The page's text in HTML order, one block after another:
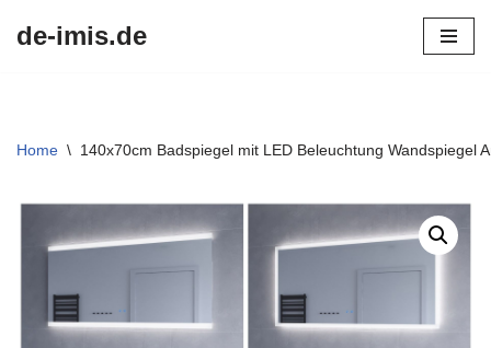
de-imis.de
Home \ 140x70cm Badspiegel mit LED Beleuchtung Wandspiegel